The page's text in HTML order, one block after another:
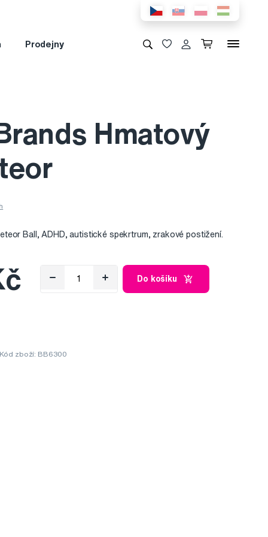
Prodejny
Hmatový
Ball, ADHD, autistické spekrtrum, zrakové postižení.
Do košíku
Kód zboží: BB6300